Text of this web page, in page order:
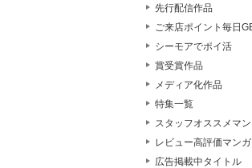
先行配信作品
ご来店ポイント毎日
シーモアでポイ活
賞受賞作品
メディア化作品
特集一覧
スタッフオススメマ
レビュー高評価マンガ
広告掲載中タイトル